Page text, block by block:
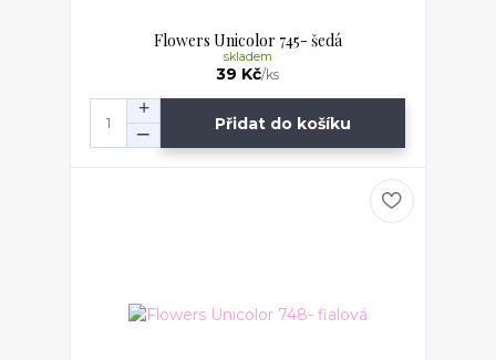
Flowers Unicolor 745- šedá
39 Kč/ks
skladem
Přidat do košíku